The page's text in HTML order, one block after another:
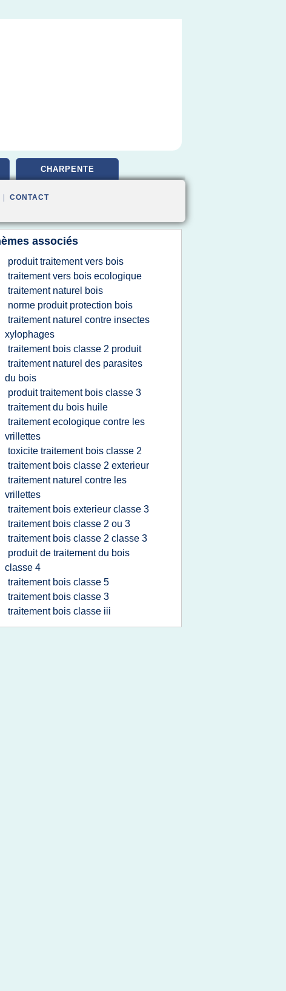
CHARPENTE
CONTACT
associés
produit traitement vers bois
traitement vers bois ecologique
traitement naturel bois
norme produit protection bois
traitement naturel contre insectes
xylophages
traitement bois classe 2 produit
traitement naturel des parasites
du bois
produit traitement bois classe 3
traitement du bois huile
traitement ecologique contre les
vrillettes
toxicite traitement bois classe 2
traitement bois classe 2 exterieur
traitement naturel contre les
vrillettes
traitement bois exterieur classe 3
traitement bois classe 2 ou 3
traitement bois classe 2 classe 3
produit de traitement du bois
classe 4
traitement bois classe 5
traitement bois classe 3
traitement bois classe iii